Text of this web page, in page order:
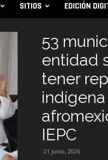
SITIOS EDICIÓN
53
entidad
tener
indígena
IEPC
21 junio, 2026